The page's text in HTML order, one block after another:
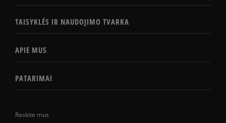
Raskite mus
TAISYKLĖS IR NAUDOJIMO TVARKA
APIE MUS
PATARIMAI